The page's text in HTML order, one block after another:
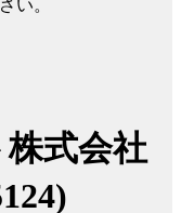
い。
式会社